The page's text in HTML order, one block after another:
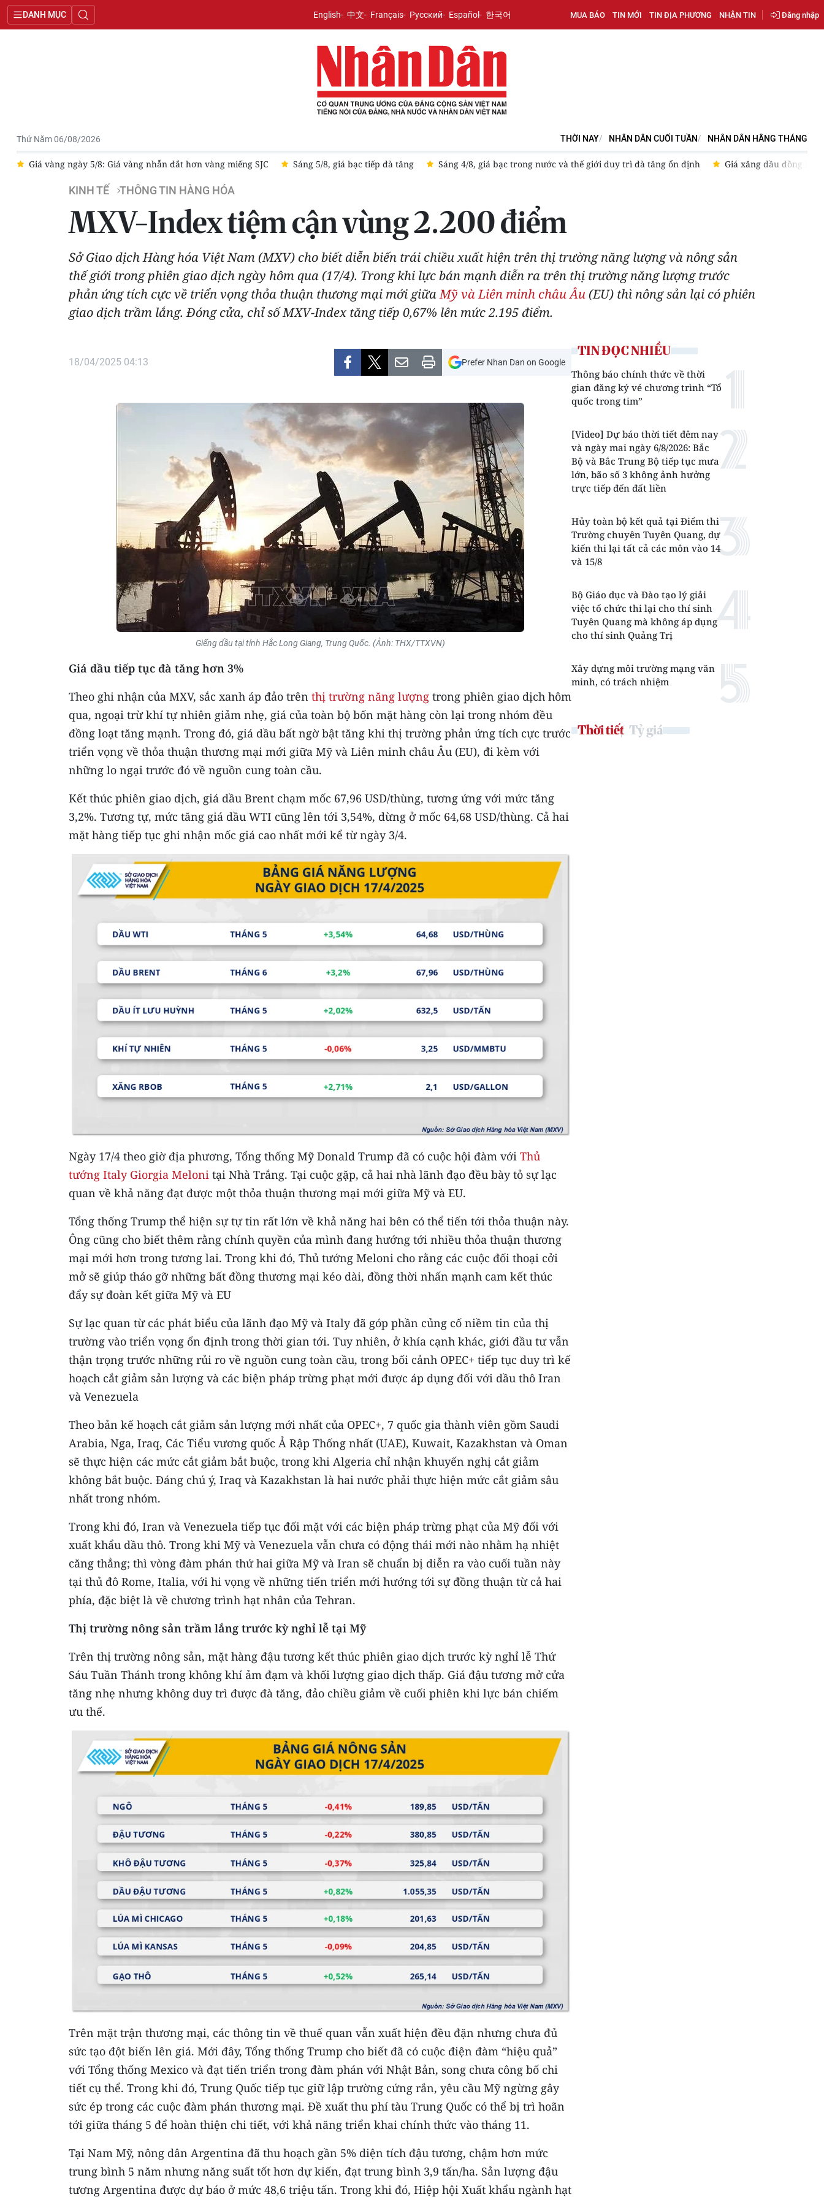
DANH MỤC English 中文 Français Русский Español 한국어 MUA BÁO TIN MỚI TIN ĐỊA PHƯƠNG NHẬN TIN Đăng nhập
Thứ Năm 06/08/2026 THỜI NAY NHÂN DÂN CUỐI TUẦN NHÂN DÂN HẰNG THÁNG
Giá vàng ngày 5/8: Giá vàng nhẫn đắt hơn vàng miếng SJC Sáng 5/8, giá bạc tiếp đà tăng Sáng 4/8, giá bạc trong nước và thế giới duy trì đà tăng ổn định Giá xăng dầu đồng
KINH TẾ THÔNG TIN HÀNG HÓA
MXV-Index tiệm cận vùng 2.200 điểm
Sở Giao dịch Hàng hóa Việt Nam (MXV) cho biết diễn biến trái chiều xuất hiện trên thị trường năng lượng và nông sản
thế giới trong phiên giao dịch ngày hôm qua (17/4). Trong khi lực bán mạnh diễn ra trên thị trường năng lượng trước
phản ứng tích cực về triển vọng thỏa thuận thương mại mới giữaMỹ và Liên minh châu Âu(EU) thì nông sản lại có phiên
giao dịch trầm lắng. Đóng cửa, chỉ số MXV-Index tăng tiếp 0,67% lên mức 2.195 điểm.
18/04/2025 04:13 Prefer Nhan Dan on Google
Giếng dầu tại tỉnh Hắc Long Giang, Trung Quốc. (Ảnh: THX/TTXVN)
Giá dầu tiếp tục đà tăng hơn 3%
Theo ghi nhận của MXV, sắc xanh áp đảo trên thị trường năng lượng trong phiên giao dịch hôm
qua, ngoại trừ khí tự nhiên giảm nhẹ, giá của toàn bộ bốn mặt hàng còn lại trong nhóm đều
đồng loạt tăng mạnh. Trong đó, giá dầu bất ngờ bật tăng khi thị trường phản ứng tích cực trước
triển vọng về thỏa thuận thương mại mới giữa Mỹ và Liên minh châu Âu (EU), đi kèm với
những lo ngại trước đó về nguồn cung toàn cầu.
Kết thúc phiên giao dịch, giá dầu Brent chạm mốc 67,96 USD/thùng, tương ứng với mức tăng
3,2%. Tương tự, mức tăng giá dầu WTI cũng lên tới 3,54%, dừng ở mốc 64,68 USD/thùng. Cả hai
mặt hàng tiếp tục ghi nhận mốc giá cao nhất mới kể từ ngày 3/4.
Ngày 17/4 theo giờ địa phương, Tổng thống Mỹ Donald Trump đã có cuộc hội đàm với Thủ
tướng Italy Giorgia Meloni tại Nhà Trắng. Tại cuộc gặp, cả hai nhà lãnh đạo đều bày tỏ sự lạc
quan về khả năng đạt được một thỏa thuận thương mại mới giữa Mỹ và EU.
Tổng thống Trump thể hiện sự tự tin rất lớn về khả năng hai bên có thể tiến tới thỏa thuận này.
Ông cũng cho biết thêm rằng chính quyền của mình đang hướng tới nhiều thỏa thuận thương
mại mới hơn trong tương lai. Trong khi đó, Thủ tướng Meloni cho rằng các cuộc đối thoại cởi
mở sẽ giúp tháo gỡ những bất đồng thương mại kéo dài, đồng thời nhấn mạnh cam kết thúc
đẩy sự đoàn kết giữa Mỹ và EU
Sự lạc quan từ các phát biểu của lãnh đạo Mỹ và Italy đã góp phần củng cố niềm tin của thị
trường vào triển vọng ổn định trong thời gian tới. Tuy nhiên, ở khía cạnh khác, giới đầu tư vẫn
thận trọng trước những rủi ro về nguồn cung toàn cầu, trong bối cảnh OPEC+ tiếp tục duy trì kế
hoạch cắt giảm sản lượng và các biện pháp trừng phạt mới được áp dụng đối với dầu thô Iran
và Venezuela
Theo bản kế hoạch cắt giảm sản lượng mới nhất của OPEC+, 7 quốc gia thành viên gồm Saudi
Arabia, Nga, Iraq, Các Tiểu vương quốc Ả Rập Thống nhất (UAE), Kuwait, Kazakhstan và Oman
sẽ thực hiện các mức cắt giảm bắt buộc, trong khi Algeria chỉ nhận khuyến nghị cắt giảm
không bắt buộc. Đáng chú ý, Iraq và Kazakhstan là hai nước phải thực hiện mức cắt giảm sâu
nhất trong nhóm.
Trong khi đó, Iran và Venezuela tiếp tục đối mặt với các biện pháp trừng phạt của Mỹ đối với
xuất khẩu dầu thô. Trong khi Mỹ và Venezuela vẫn chưa có động thái mới nào nhằm hạ nhiệt
căng thẳng; thì vòng đàm phán thứ hai giữa Mỹ và Iran sẽ chuẩn bị diễn ra vào cuối tuần này
tại thủ đô Rome, Italia, với hi vọng về những tiến triển mới hướng tới sự đồng thuận từ cả hai
phía, đặc biệt là về chương trình hạt nhân của Tehran.
Thị trường nông sản trầm lắng trước kỳ nghỉ lễ tại Mỹ
Trên thị trường nông sản, mặt hàng đậu tương kết thúc phiên giao dịch trước kỳ nghỉ lễ Thứ
Sáu Tuần Thánh trong không khí ảm đạm và khối lượng giao dịch thấp. Giá đậu tương mở cửa
tăng nhẹ nhưng không duy trì được đà tăng, đảo chiều giảm về cuối phiên khi lực bán chiếm
ưu thế.
Trên mặt trận thương mại, các thông tin về thuế quan vẫn xuất hiện đều đặn nhưng chưa đủ
sức tạo đột biến lên giá. Mới đây, Tổng thống Trump cho biết đã có cuộc điện đàm “hiệu quả”
với Tổng thống Mexico và đạt tiến triển trong đàm phán với Nhật Bản, song chưa công bố chi
tiết cụ thể. Trong khi đó, Trung Quốc tiếp tục giữ lập trường cứng rắn, yêu cầu Mỹ ngừng gây
sức ép trong các cuộc đàm phán thương mại. Đề xuất thu phí tàu Trung Quốc có thể bị trì hoãn
tới giữa tháng 5 để hoàn thiện chi tiết, với khả năng triển khai chính thức vào tháng 11.
Tại Nam Mỹ, nông dân Argentina đã thu hoạch gần 5% diện tích đậu tương, chậm hơn mức
trung bình 5 năm nhưng năng suất tốt hơn dự kiến, đạt trung bình 3,9 tấn/ha. Sản lượng đậu
tương Argentina được dự báo ở mức 48,6 triệu tấn. Trong khi đó, Hiệp hội Xuất khẩu ngành hạt
TIN ĐỌC NHIỀU
Thông báo chính thức về thời
gian đăng ký vé chương trình “Tổ
quốc trong tim”
[Video] Dự báo thời tiết đêm nay
và ngày mai ngày 6/8/2026: Bắc
Bộ và Bắc Trung Bộ tiếp tục mưa
lớn, bão số 3 không ảnh hưởng
trực tiếp đến đất liền
Hủy toàn bộ kết quả tại Điểm thi
Trường chuyên Tuyên Quang, dự
kiến thi lại tất cả các môn vào 14
và 15/8
Bộ Giáo dục và Đào tạo lý giải
việc tổ chức thi lại cho thí sinh
Tuyên Quang mà không áp dụng
cho thí sinh Quảng Trị
Xây dựng môi trường mạng văn
minh, có trách nhiệm
Thời tiết Tỷ giá